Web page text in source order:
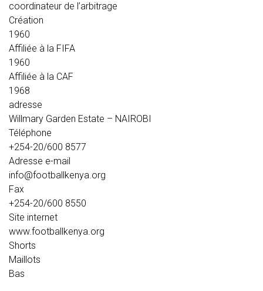
coordinateur de l’arbitrage
Création
1960
Affiliée à la FIFA
1960
Affiliée à la CAF
1968
adresse
Willmary Garden Estate – NAIROBI
Téléphone
+254-20/600 8577
Adresse e-mail
info@footballkenya.org
Fax
+254-20/600 8550
Site internet
www.footballkenya.org
Shorts
Maillots
Bas